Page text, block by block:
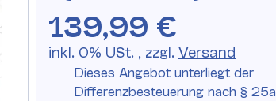
139,99 €
inkl. 0% USt. , zzgl. Versand
Dieses Angebot unterliegt der
Differenzbesteuerung nach § 25a